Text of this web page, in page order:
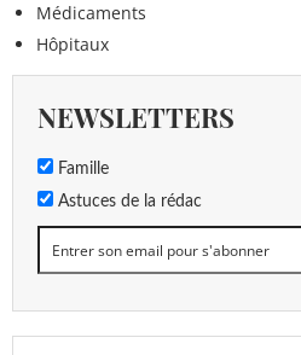
Médicaments
Hôpitaux
NEWSLETTERS
Famille
Astuces de la rédac